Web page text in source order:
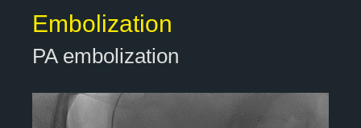
Embolization
PA embolization